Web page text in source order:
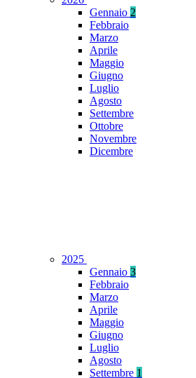
Gennaio 2
Febbraio
Marzo
Aprile
Maggio
Giugno
Luglio
Agosto
Settembre
Ottobre
Novembre
Dicembre
2025
Gennaio 3
Febbraio
Marzo
Aprile
Maggio
Giugno
Luglio
Agosto
Settembre 1